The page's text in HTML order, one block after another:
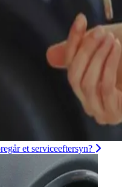
et serviceeftersyn?